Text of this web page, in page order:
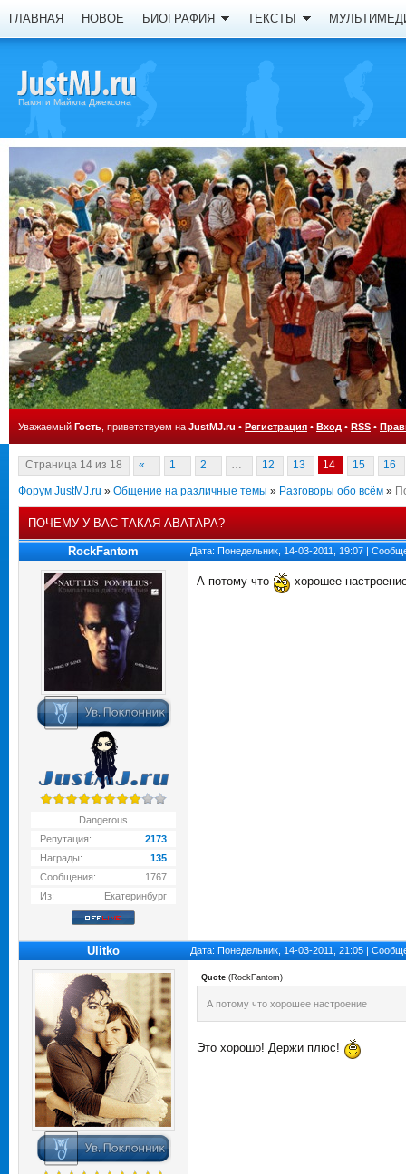
ГЛАВНАЯ НОВОЕ БИОГРАФИЯ ТЕКСТЫ
Памяти Майкла Джексона
Уважаемый Гость , приветствуем на JustMJ.ru • Регистрация • Вход • RSS •
Страница 14 из 18 « 1 2 … 12 13 14 15 16
Форум JustMJ.ru » Общение на различные темы » Разговоры обо всём »
ПОЧЕМУ У ВАС ТАКАЯ АВАТАРА?
RockFantom Дата: Понедельник, 14-03-2011, 19:07 |
Dangerous
Репутация:
2173
Награды:
135
Сообщения:
1767
Из:
Екатеринбург
А потому что хорошее
Ulitko Дата: Понедельник, 14-03-2011, 21:05 |
Quote (RockFantom)
А потому что хорошее настроение
Это хорошо! Держи плюс!